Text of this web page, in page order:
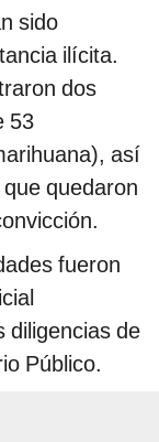
sido
ilícita.
dos
53
así
quedaron
fueron
diligencias de
Público.